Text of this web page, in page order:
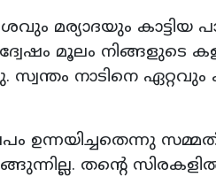
മര്യാദയും കാട്ടിയ
മൂലം നിങ്ങളുടെ
നാടിനെ ഏറ്റവും
ഉന്നയിച്ചതെന്നു
തന്റെ